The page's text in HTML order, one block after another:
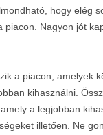
hogy elég
Nagyon jót
a piacon, amelyek
kihasználni.
a legjobban
illetően. Ne